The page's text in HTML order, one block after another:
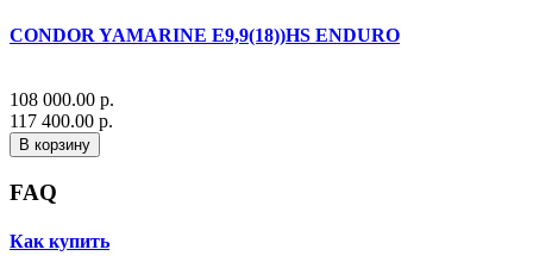
CONDOR YAMARINE E9,9(18))HS ENDURO
108 000.00 р.
117 400.00 р.
В корзину
FAQ
Как купить